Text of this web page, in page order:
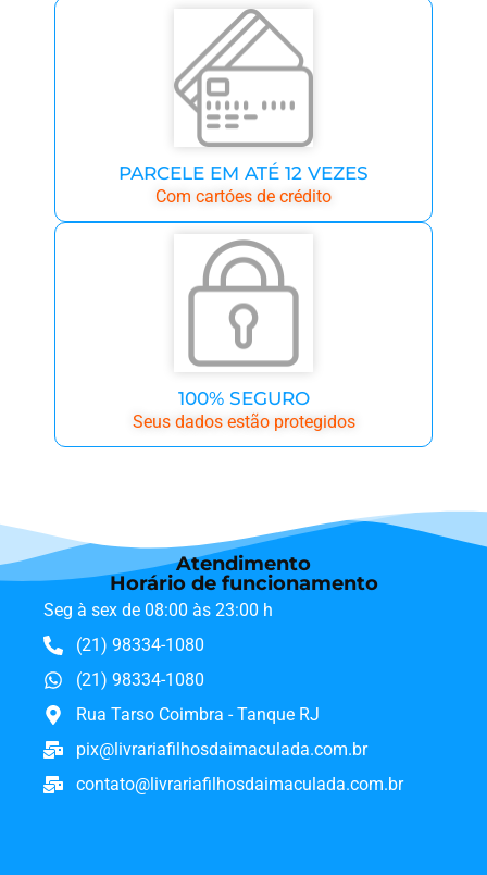
PARCELE EM ATÉ 12 VEZES
Com cartóes de crédito
100% SEGURO
Seus dados estão protegidos
Atendimento
Horário de funcionamento
Seg à sex de 08:00 às 23:00 h
(21) 98334-1080
(21) 98334-1080
Rua Tarso Coimbra - Tanque RJ
pix@livrariafilhosdaimaculada.com.br
contato@livrariafilhosdaimaculada.com.br